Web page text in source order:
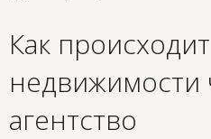
Как
недвижимости
агентство